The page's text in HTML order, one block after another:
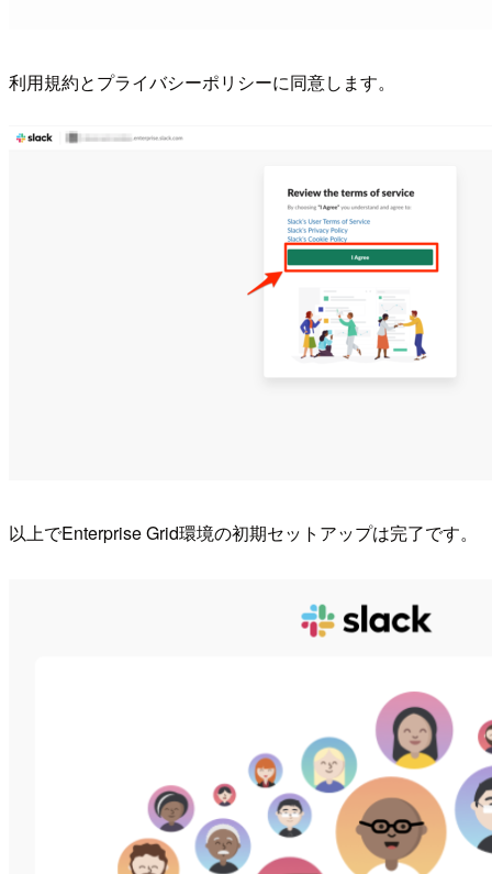
利用規約とプライバシーポリシーに同意します。
以上でEnterprise Grid環境の初期セットアップは完了です。